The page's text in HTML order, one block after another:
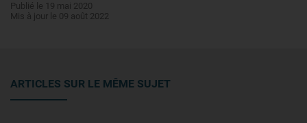
Publié le 19 mai 2020
Mis à jour le 09 août 2022
ARTICLES SUR LE MÊME SUJET